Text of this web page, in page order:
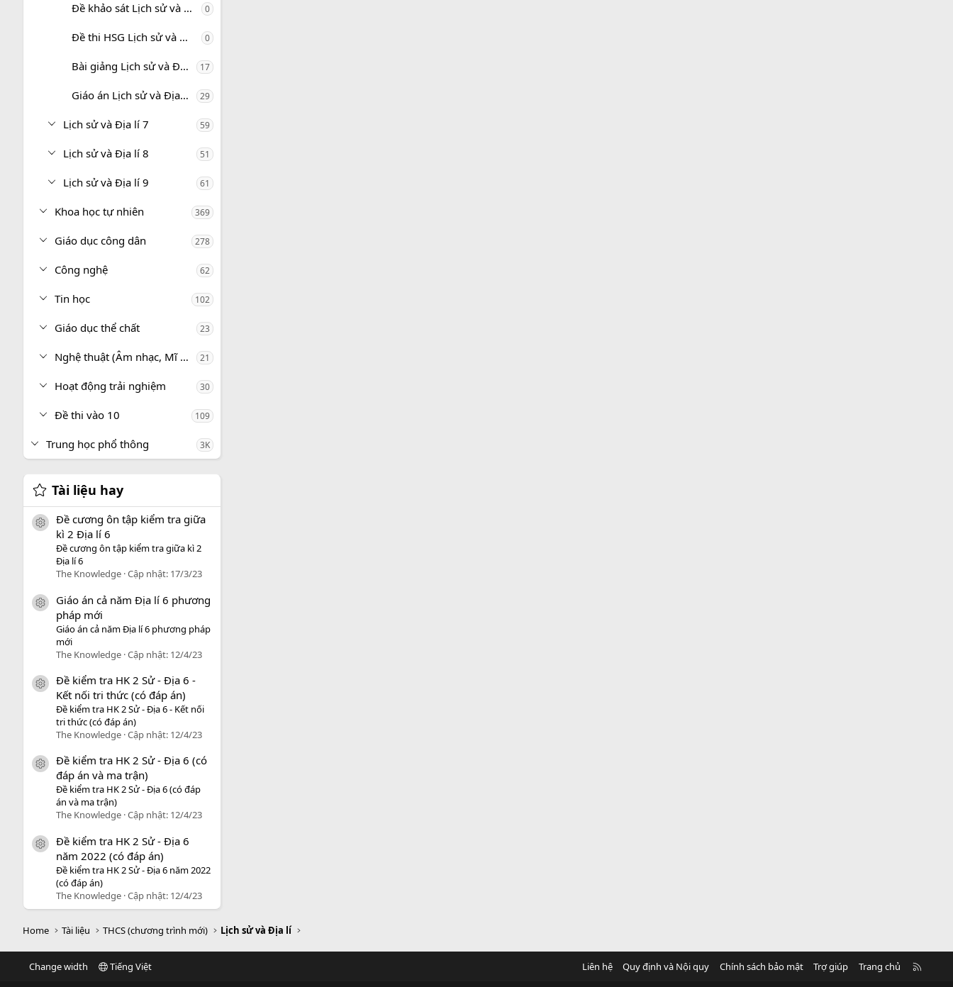
Đề khảo sát Lịch sử và Địa lí 6 0
Đề thi HSG Lịch sử và Địa lí 6 0
Bài giảng Lịch sử và Địa lí 6 17
Giáo án Lịch sử và Địa lí 6 29
Lịch sử và Địa lí 7 59
Lịch sử và Địa lí 8 51
Lịch sử và Địa lí 9 61
Khoa học tự nhiên 369
Giáo dục công dân 278
Công nghệ 62
Tin học 102
Giáo dục thể chất 23
Nghệ thuật (Âm nhạc, Mĩ thuật) 21
Hoạt động trải nghiệm 30
Đề thi vào 10 109
Trung học phổ thông 3K
Tài liệu hay
icon tài liệu
Đề cương ôn tập kiểm tra giữa
kì 2 Địa lí 6
Đề cương ôn tập kiểm tra giữa kì 2
Địa lí 6
The Knowledge Cập nhật: 17/3/23
icon tài liệu
Giáo án cả năm Địa lí 6 phương
pháp mới
Giáo án cả năm Địa lí 6 phương pháp
mới
The Knowledge Cập nhật: 12/4/23
icon tài liệu
Đề kiểm tra HK 2 Sử - Địa 6 -
Kết nối tri thức (có đáp án)
Đề kiểm tra HK 2 Sử - Địa 6 - Kết nối
tri thức (có đáp án)
The Knowledge Cập nhật: 12/4/23
icon tài liệu
Đề kiểm tra HK 2 Sử - Địa 6 (có
đáp án và ma trận)
Đề kiểm tra HK 2 Sử - Địa 6 (có đáp
án và ma trận)
The Knowledge Cập nhật: 12/4/23
icon tài liệu
Đề kiểm tra HK 2 Sử - Địa 6
năm 2022 (có đáp án)
Đề kiểm tra HK 2 Sử - Địa 6 năm 2022
(có đáp án)
The Knowledge Cập nhật: 12/4/23
Home Tài liệu THCS (chương trình mới) Lịch sử và Địa lí
Change width Tiếng Việt Liên hệ Quy định và Nội quy Chính sách bảo mật Trợ giúp Trang chủ